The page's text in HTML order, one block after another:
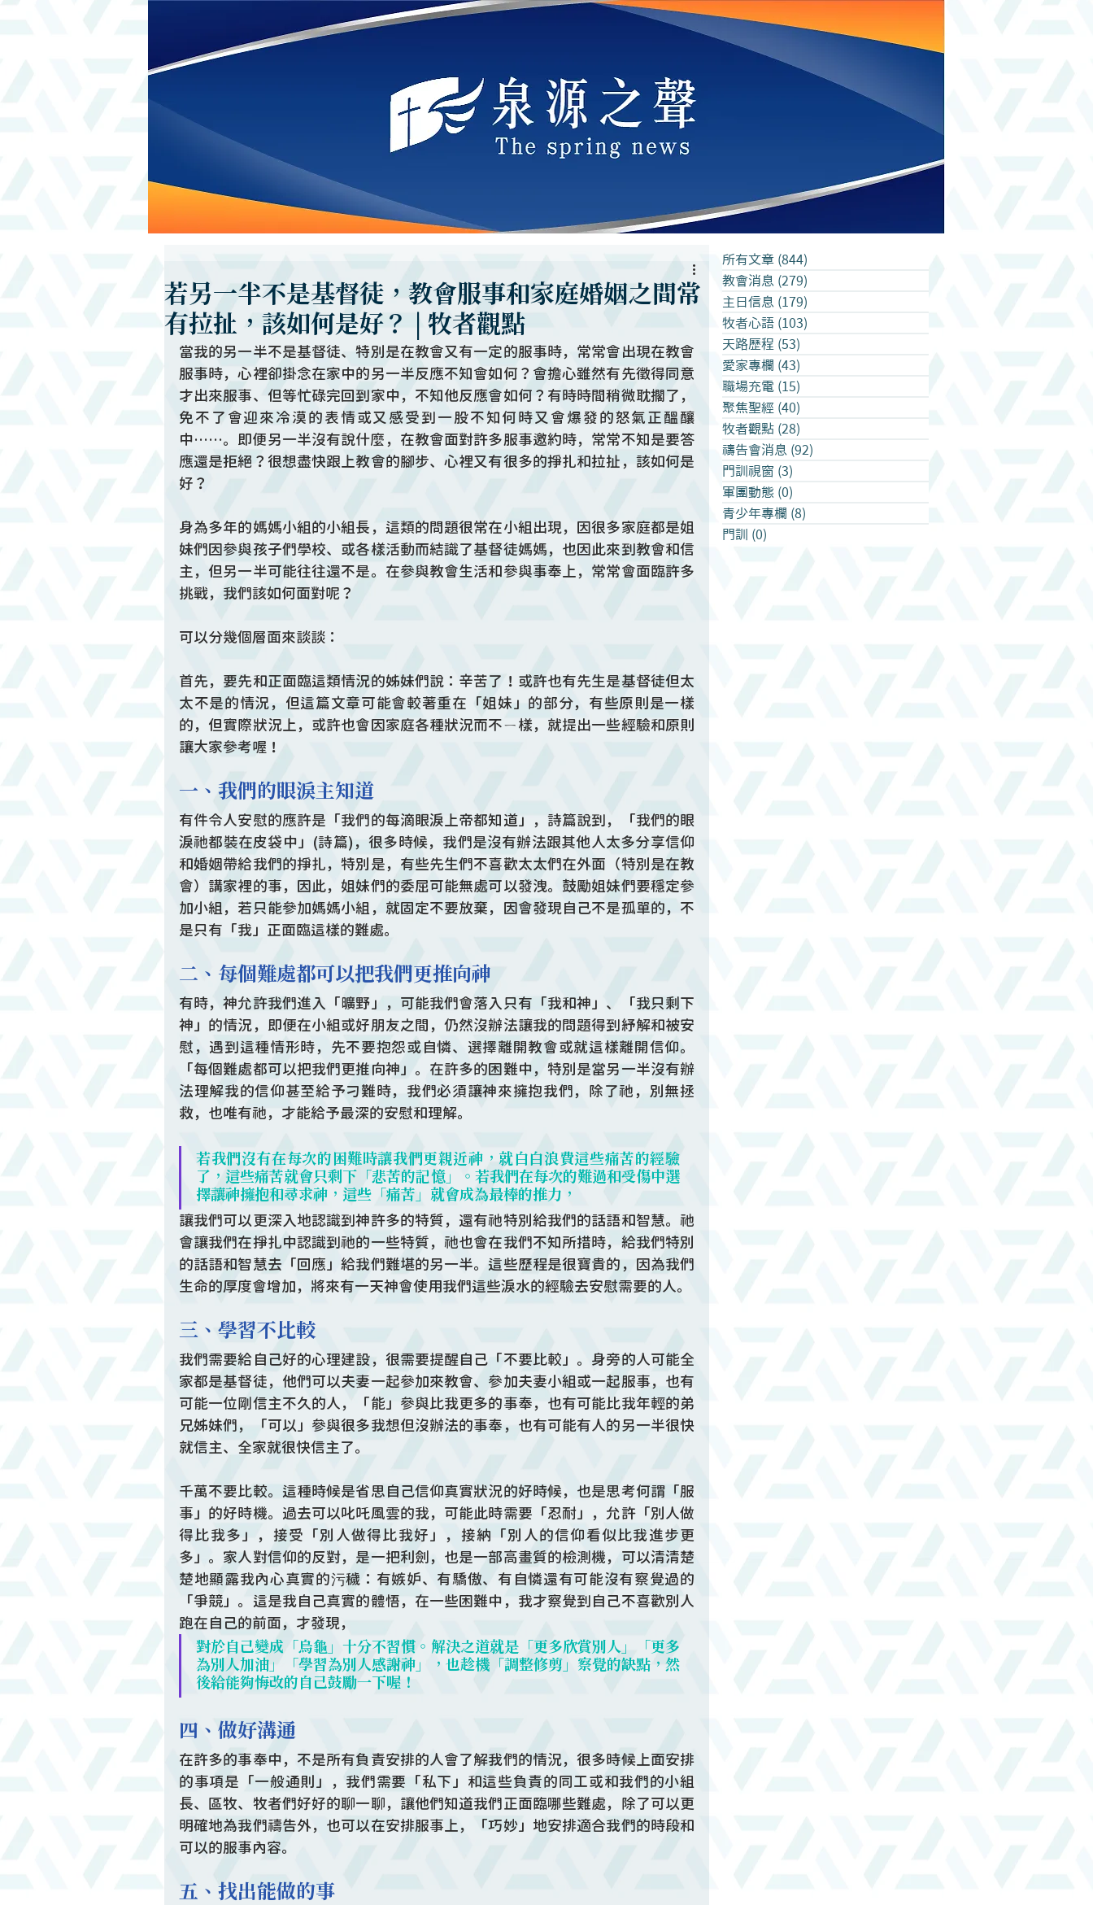
若另一半不是基督徒，教會服事和家庭婚姻之間常
有拉扯，該如何是好？ | 牧者觀點
當我的另一半不是基督徒、特別是在教會又有一定的服事時，常常會出現在教會
服事時，心裡卻掛念在家中的另一半反應不知會如何？會擔心雖然有先徵得同意
才出來服事、但等忙碌完回到家中，不知他反應會如何？有時時間稍微耽擱了，
免不了會迎來冷漠的表情或又感受到一股不知何時又會爆發的怒氣正醞釀
中……。即便另一半沒有說什麼，在教會面對許多服事邀約時，常常不知是要答
應還是拒絕？很想盡快跟上教會的腳步、心裡又有很多的掙扎和拉扯，該如何是
好？
身為多年的媽媽小組的小組長，這類的問題很常在小組出現，因很多家庭都是姐
妹們因參與孩子們學校、或各樣活動而結識了基督徒媽媽，也因此來到教會和信
主，但另一半可能往往還不是。在參與教會生活和參與事奉上，常常會面臨許多
挑戰，我們該如何面對呢？
可以分幾個層面來談談：
首先，要先和正面臨這類情況的姊妹們說：辛苦了！或許也有先生是基督徒但太
太不是的情況，但這篇文章可能會較著重在「姐妹」的部分，有些原則是一樣
的，但實際狀況上，或許也會因家庭各種狀況而不ㄧ樣，就提出一些經驗和原則
讓大家參考喔！
一、我們的眼淚主知道
有件令人安慰的應許是「我們的每滴眼淚上帝都知道」，詩篇說到，「我們的眼
淚祂都裝在皮袋中」(詩篇)，很多時候，我們是沒有辦法跟其他人太多分享信仰
和婚姻帶給我們的掙扎，特別是，有些先生們不喜歡太太們在外面（特別是在教
會）講家裡的事，因此，姐妹們的委屈可能無處可以發洩。鼓勵姐妹們要穩定參
加小組，若只能參加媽媽小組，就固定不要放棄，因會發現自己不是孤單的，不
是只有「我」正面臨這樣的難處。
二、每個難處都可以把我們更推向神
有時，神允許我們進入「曠野」，可能我們會落入只有「我和神」、「我只剩下
神」的情況，即便在小組或好朋友之間，仍然沒辦法讓我的問題得到紓解和被安
慰，遇到這種情形時，先不要抱怨或自憐、選擇離開教會或就這樣離開信仰。
「每個難處都可以把我們更推向神」。在許多的困難中，特別是當另一半沒有辦
法理解我的信仰甚至給予刁難時，我們必須讓神來擁抱我們，除了祂，別無拯
救，也唯有祂，才能給予最深的安慰和理解。
若我們沒有在每次的困難時讓我們更親近神，就白白浪費這些痛苦的經驗
了，這些痛苦就會只剩下「悲苦的記憶」。若我們在每次的難過和受傷中選
擇讓神擁抱和尋求神，這些「痛苦」就會成為最棒的推力，
讓我們可以更深入地認識到神許多的特質，還有祂特別給我們的話語和智慧。祂
會讓我們在掙扎中認識到祂的一些特質，祂也會在我們不知所措時，給我們特別
的話語和智慧去「回應」給我們難堪的另一半。這些歷程是很寶貴的，因為我們
生命的厚度會增加，將來有一天神會使用我們這些淚水的經驗去安慰需要的人。
三、學習不比較
我們需要給自己好的心理建設，很需要提醒自己「不要比較」。身旁的人可能全
家都是基督徒，他們可以夫妻一起參加來教會、參加夫妻小組或一起服事，也有
可能一位剛信主不久的人，「能」參與比我更多的事奉，也有可能比我年輕的弟
兄姊妹們，「可以」參與很多我想但沒辦法的事奉，也有可能有人的另一半很快
就信主、全家就很快信主了。
千萬不要比較。這種時候是省思自己信仰真實狀況的好時候，也是思考何謂「服
事」的好時機。過去可以叱吒風雲的我，可能此時需要「忍耐」，允許「別人做
得比我多」，接受「別人做得比我好」，接納「別人的信仰看似比我進步更
多」。家人對信仰的反對，是一把利劍，也是一部高畫質的檢測機，可以清清楚
楚地顯露我內心真實的污穢：有嫉妒、有驕傲、有自憐還有可能沒有察覺過的
「爭競」。這是我自己真實的體悟，在一些困難中，我才察覺到自己不喜歡別人
跑在自己的前面，才發現，
對於自己變成「烏龜」十分不習慣。解決之道就是「更多欣賞別人」「更多
為別人加油」「學習為別人感謝神」，也趁機「調整修剪」察覺的缺點，然
後給能夠悔改的自己鼓勵一下喔！
四、做好溝通
在許多的事奉中，不是所有負責安排的人會了解我們的情況，很多時候上面安排
的事項是「一般通則」，我們需要「私下」和這些負責的同工或和我們的小組
長、區牧、牧者們好好的聊一聊，讓他們知道我們正面臨哪些難處，除了可以更
明確地為我們禱告外，也可以在安排服事上，「巧妙」地安排適合我們的時段和
可以的服事內容。
五、找出能做的事
所有文章 (844)
教會消息 (279)
主日信息 (179)
牧者心語 (103)
天路歷程 (53)
愛家專欄 (43)
職場充電 (15)
聚焦聖經 (40)
牧者觀點 (28)
禱告會消息 (92)
門訓視窗 (3)
軍團動態 (0)
青少年專欄 (8)
門訓
(0)